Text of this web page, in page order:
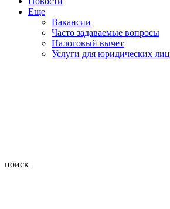
Еще
Вакансии
Часто задаваемые вопросы
Налоговый вычет
Услуги для юридических лиц
поиск